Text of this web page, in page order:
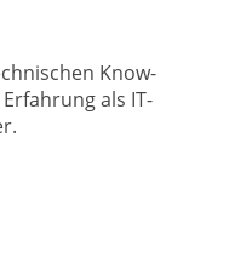
Know-
als IT-